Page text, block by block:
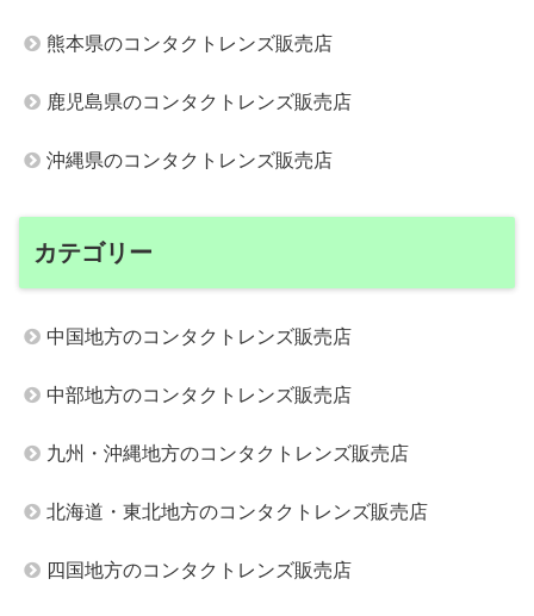
熊本県のコンタクトレンズ販売店
鹿児島県のコンタクトレンズ販売店
沖縄県のコンタクトレンズ販売店
カテゴリー
中国地方のコンタクトレンズ販売店
中部地方のコンタクトレンズ販売店
九州・沖縄地方のコンタクトレンズ販売店
北海道・東北地方のコンタクトレンズ販売店
四国地方のコンタクトレンズ販売店